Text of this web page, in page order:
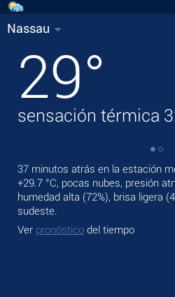
Nassau
29°
sensación térmica
37 minutos atrás en la estación
+29.7 °C, pocas nubes, presión
humedad alta (72%), brisa ligera
sudeste.
Ver pronóstico del tiempo